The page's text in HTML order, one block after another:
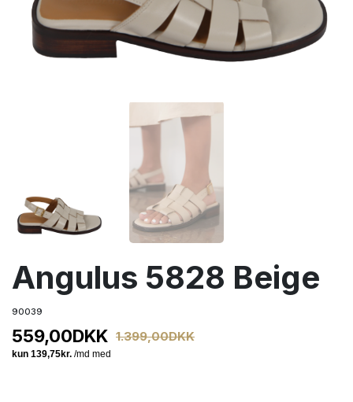
Angulus 5828 Beige
90039
559,00DKK 1.399,00DKK